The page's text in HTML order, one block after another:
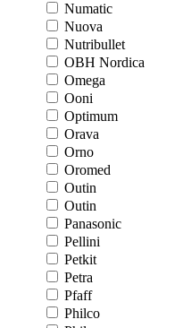
Numatic
Nuova
Nutribullet
OBH Nordica
Omega
Ooni
Optimum
Orava
Orno
Oromed
Outin
Outin
Panasonic
Pellini
Petkit
Petra
Pfaff
Philco